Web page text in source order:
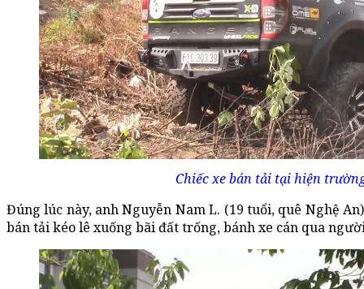
Chiếc xe bán tải tại hiện
Đúng lúc này, anh Nguyễn Nam L. (19 tuổi, quê Nghệ
bán tải kéo lê xuống bãi đất trống, bánh xe cán qua